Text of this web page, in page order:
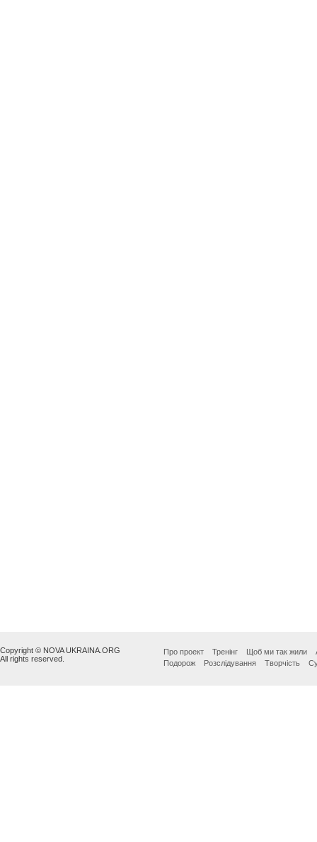
Copyright © NOVA UKRAINA.ORG
All rights reserved.
Про проект Тренінг Щоб ми так жили
Подорож
Розслідування Творчість